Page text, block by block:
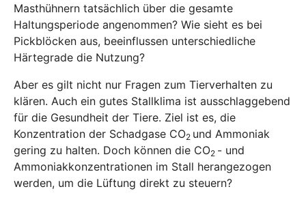
Masthühnern tatsächlich über die gesamte
Haltungsperiode angenommen? Wie sieht es bei
Pickblöcken aus, beeinflussen unterschiedliche
Härtegrade die Nutzung?
Aber es gilt nicht nur Fragen zum Tierverhalten zu
klären. Auch ein gutes Stallklima ist ausschlaggebend
für die Gesundheit der Tiere. Ziel ist es, die
Konzentration der Schadgase CO2 und Ammoniak
gering zu halten. Doch können die CO2 - und
Ammoniakkonzentrationen im Stall herangezogen
werden, um die Lüftung direkt zu steuern?